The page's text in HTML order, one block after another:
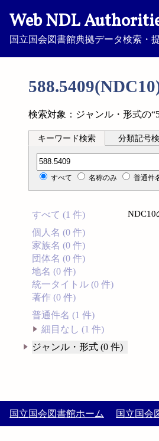
Web NDL
国立国会図書館典拠データ検索・
検索対象：ジャンル・形式の
キーワード検索 分類記号
分類記号検索
すべて 名称のみ 普通件
すべて (1 件)
個人名 (0 件)
家族名 (0 件)
団体名 (0 件)
地名 (0 件)
統一タイトル (0 件)
著作 (0 件)
普通件名 (1 件)
細目なし (1 件)
ジャンル・形式 (0 件)
NDC10
国立国会図書館ホーム 国立国会